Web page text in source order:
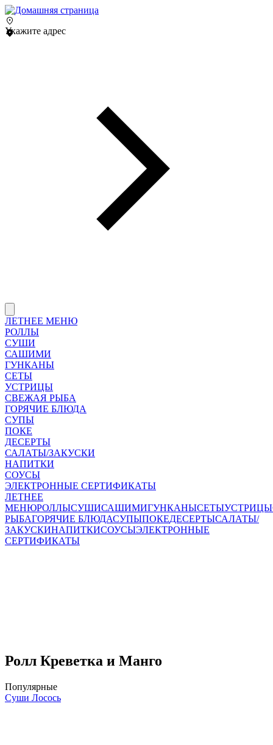
Укажите адрес
ЛЕТНЕЕ МЕНЮ
РОЛЛЫ
СУШИ
САШИМИ
ГУНКАНЫ
СЕТЫ
УСТРИЦЫ
СВЕЖАЯ РЫБА
ГОРЯЧИЕ БЛЮДА
СУПЫ
ПОКЕ
ДЕСЕРТЫ
САЛАТЫ/ЗАКУСКИ
НАПИТКИ
СОУСЫ
ЭЛЕКТРОННЫЕ СЕРТИФИКАТЫ
ЛЕТНЕЕ
МЕНЮРОЛЛЫСУШИСАШИМИГУНКАНЫСЕТЫУСТРИЦЫ
РЫБАГОРЯЧИЕ БЛЮДАСУПЫПОКЕДЕСЕРТЫСАЛАТЫ/
ЗАКУСКИНАПИТКИСОУСЫЭЛЕКТРОННЫЕ
СЕРТИФИКАТЫ
Ролл Креветка и Манго
Популярные
Суши Лосось